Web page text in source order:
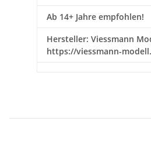
Ab 14+ Jahre empfohlen!
Hersteller: Viessmann
https://viessmann-